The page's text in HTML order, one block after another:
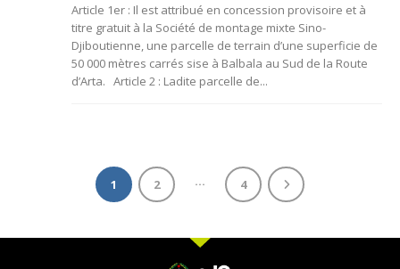
Article 1er : Il est attribué en concession provisoire et à
titre gratuit à la Société de montage mixte Sino-
Djiboutienne, une parcelle de terrain d’une superficie de
50 000 mètres carrés sise à Balbala au Sud de la Route
d’Arta. Article 2 : Ladite parcelle de...
1 2 … 4